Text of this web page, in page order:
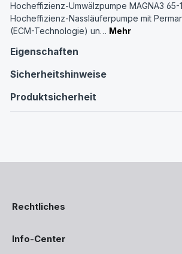
Hocheffizienz-Umwälzpumpe MAGNA3 65-
Hocheffizienz-Nassläuferpumpe mit
(ECM-Technologie) un… Mehr
Eigenschaften
Sicherheitshinweise
Produktsicherheit
Rechtliches
Info-Center